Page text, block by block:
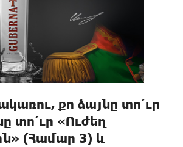
քո ձայնը տո՛ւր
տո՛ւր «Ուժեղ
(Համար 3) և